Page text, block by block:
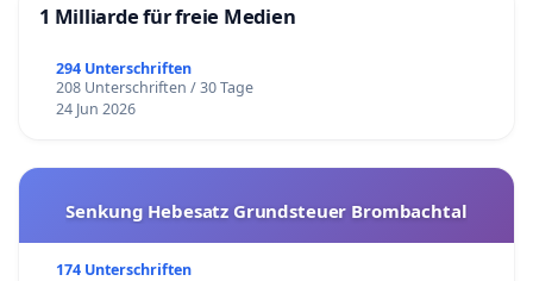
1 Milliarde für freie Medien
294 Unterschriften
208 Unterschriften / 30 Tage
24 Jun 2026
Senkung Hebesatz Grundsteuer Brombachtal
174 Unterschriften